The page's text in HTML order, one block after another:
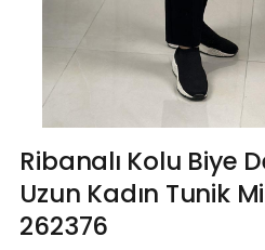
Ribanalı Kolu Biye
Uzun Kadın Tunik
262376